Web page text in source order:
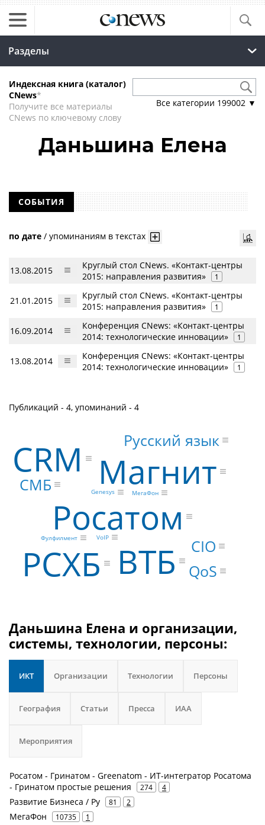
Разделы
Индексная книга (каталог)
CNews*
Получите все материалы
CNews по ключевому слову
Все категории 199002 ▼
Даньшина Елена
СОБЫТИЯ
по дате / упоминаниям в текстах
13.08.2015
Круглый стол CNews. «Контакт-центры
2015: направления развития»
1
21.01.2015
Круглый стол CNews. «Контакт-центры
2015: направления развития»
1
16.09.2014
Конференция CNews: «Контакт-центры
2014: технологические инновации»
1
13.08.2014
Конференция CNews: «Контакт-центры
2014: технологические инновации»
1
Публикаций - 4, упоминаний - 4
Росатом
Магнит
РСХБ ВТБ
CRM
QoS
CIO
СМБ
Русский язык
МегаФон
Genesys
VoIP
Фулфилмент
Даньшина Елена и организации,
системы, технологии, персоны:
ИКТ Организации Технологии Персоны
География Статьи Пресса ИАА
Мероприятия
Росатом - Гринатом - Greenatom - ИТ-интегратор Росатома
- Гринатом простые решения
274 4
Развитие Бизнеса / Ру 81 2
МегаФон 10735 1